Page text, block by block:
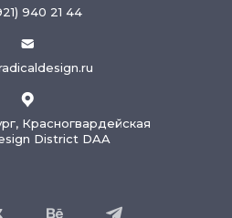
940 21 44
Красногвардейская
District DAA